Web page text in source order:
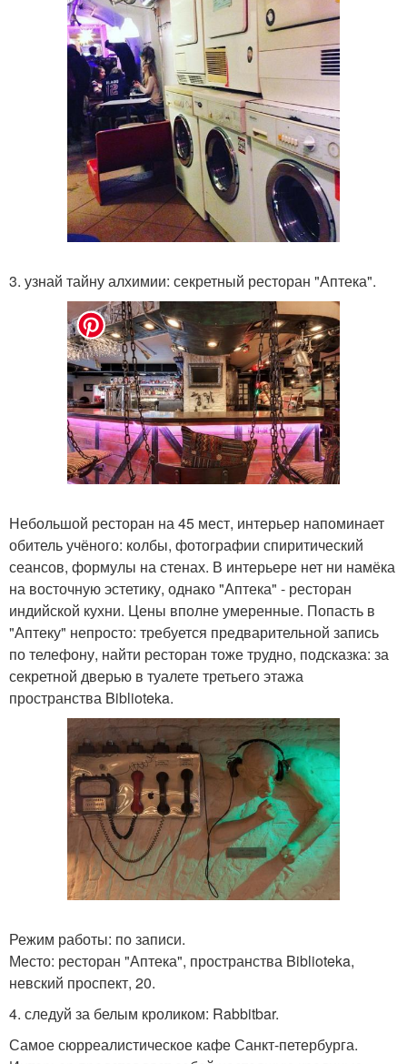
3. узнай тайну алхимии: секретный ресторан "Аптека".
Небольшой ресторан на 45 мест, интерьер напоминает
обитель учёного: колбы, фотографии спиритический
сеансов, формулы на стенах. В интерьере нет ни намёка
на восточную эстетику, однако "Аптека" - ресторан
индийской кухни. Цены вполне умеренные. Попасть в
"Аптеку" непросто: требуется предварительной запись
по телефону, найти ресторан тоже трудно, подсказка: за
секретной дверью в туалете третьего этажа
пространства Biblioteka.
Режим работы: по записи.
Место: ресторан "Аптека", пространства Biblioteka,
невский проспект, 20.
4. следуй за белым кроликом: Rabbitbar.
Самое сюрреалистическое кафе Санкт-петербурга.